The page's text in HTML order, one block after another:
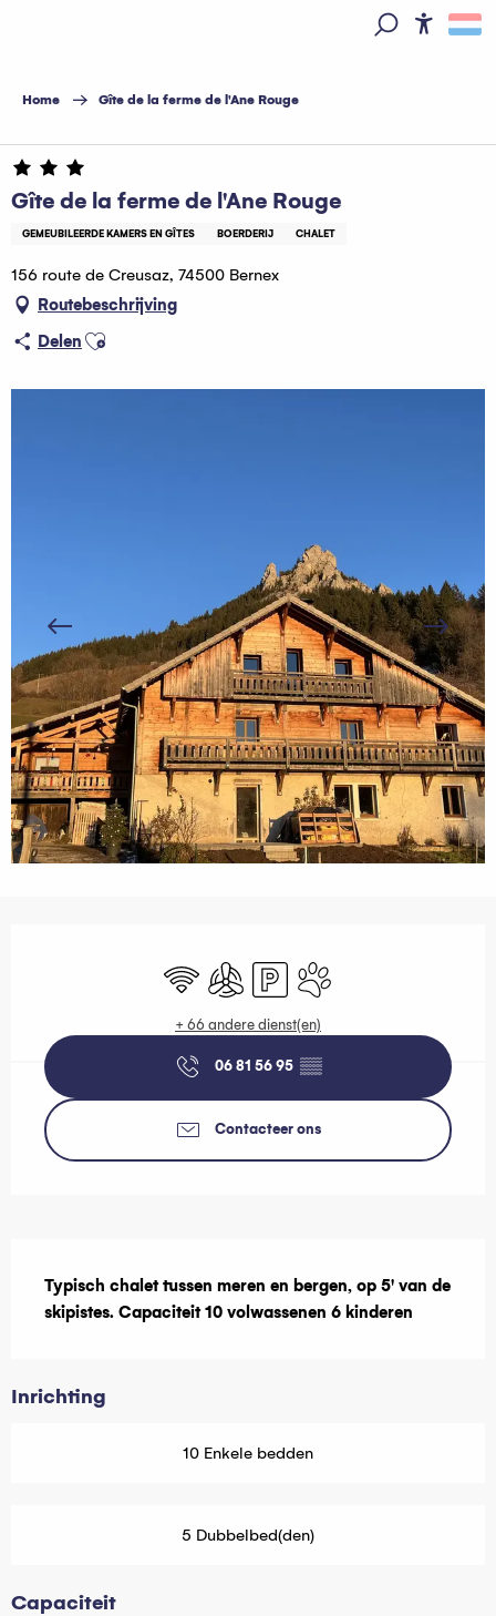
principal
Home Gîte de la ferme de l'Ane Rouge
Gîte de la ferme de l'Ane Rouge
GEMEUBILEERDE KAMERS EN GÎTES BOERDERIJ CHALET
156 route de Creusaz, 74500 Bernex
Routebeschrijving
Delen Ajouter aux favoris
Wifi Met aircoParkeerplaatsDieren toegelaten
+ 66 andere dienst(en)
06 81 56 95 ▒▒
Contacteer ons
Typisch chalet tussen meren en bergen, op 5' van de
skipistes. Capaciteit 10 volwassenen 6 kinderen
Inrichting
10 Enkele bedden
5 Dubbelbed(den)
Capaciteit